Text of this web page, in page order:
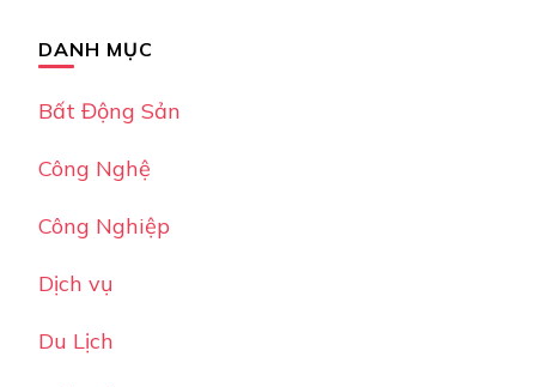
DANH MỤC
Bất Động Sản
Công Nghệ
Công Nghiệp
Dịch vụ
Du Lịch